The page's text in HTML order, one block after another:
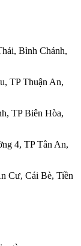
Bình Chánh,
TP Thuận An,
TP Biên Hòa,
4, TP Tân An,
Cư, Cái Bè, Tiền